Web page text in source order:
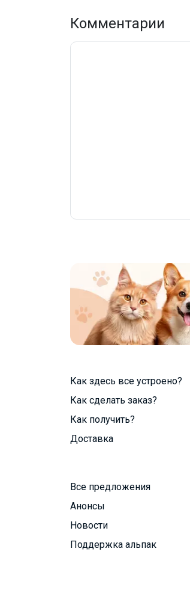
Комментарии
Как здесь все устроено?
Как сделать заказ?
Как получить?
Доставка
Все предложения
Анонсы
Новости
Поддержка альпак